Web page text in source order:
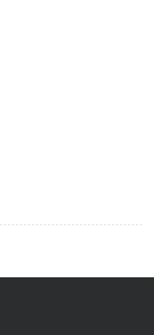
玩，車子狀況好、安全
用，老闆與教練服務好
雙人$350/台，限速
以遊玩，如果會開的
會單調，車子真的很